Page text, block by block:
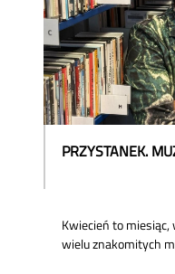
PRZYSTANEK.
Kwiecień to miesiąc,
wielu znakomitych